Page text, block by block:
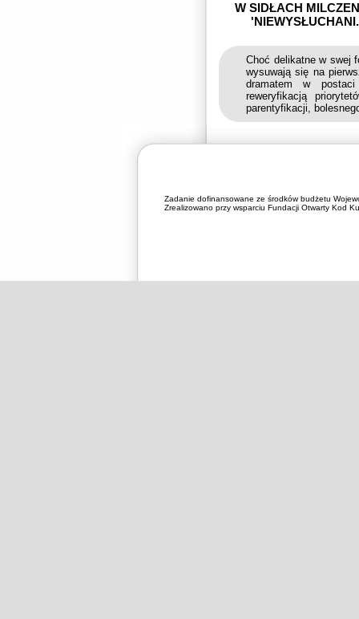
W SIDŁACH
Choć delikatne w swej
wysuwają się na
dramatem w
reweryfikacją
parentyfikacji,
Zadanie dofinansowane ze środków budżetu
Zrealizowano przy wsparciu Fundacji Otwarty Kod